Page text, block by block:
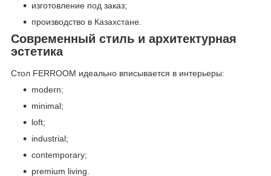
изготовление под заказ;
производство в Казахстане.
Современный стиль и архитектурная
эстетика
Стол FERROOM идеально вписывается в интерьеры:
modern;
minimal;
loft;
industrial;
contemporary;
premium living.